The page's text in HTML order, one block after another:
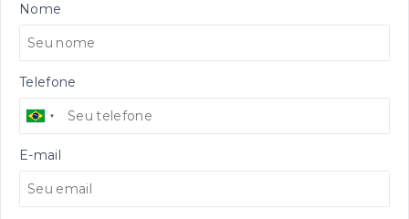
Nome
Telefone
E-mail